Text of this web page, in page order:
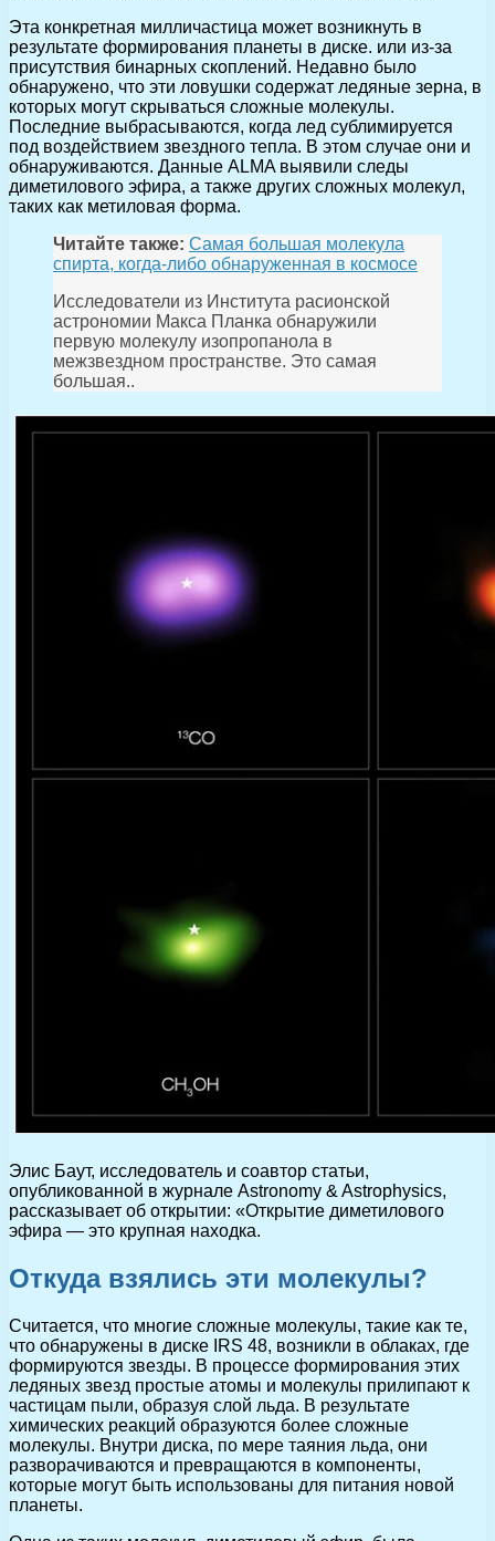
Эта конкретная милличастица может возникнуть в
результате формирования планеты в диске. или из-за
присутствия бинарных скоплений. Недавно было
обнаружено, что эти ловушки содержат ледяные зерна, в
которых могут скрываться сложные молекулы.
Последние выбрасываются, когда лед сублимируется
под воздействием звездного тепла. В этом случае они и
обнаруживаются. Данные ALMA выявили следы
диметилового эфира, а также других сложных молекул,
таких как метиловая форма.
Читайте также: Самая большая молекула
спирта, когда-либо обнаруженная в космосе
Исследователи из Института расионской
астрономии Макса Планка обнаружили
первую молекулу изопропанола в
межзвездном пространстве. Это самая
большая..
Элис Баут, исследователь и соавтор статьи,
опубликованной в журнале Astronomy & Astrophysics,
рассказывает об открытии: «Открытие диметилового
эфира — это крупная находка.
Откуда взялись эти молекулы?
Считается, что многие сложные молекулы, такие как те,
что обнаружены в диске IRS 48, возникли в облаках, где
формируются звезды. В процессе формирования этих
ледяных звезд простые атомы и молекулы прилипают к
частицам пыли, образуя слой льда. В результате
химических реакций образуются более сложные
молекулы. Внутри диска, по мере таяния льда, они
разворачиваются и превращаются в компоненты,
которые могут быть использованы для питания новой
планеты.